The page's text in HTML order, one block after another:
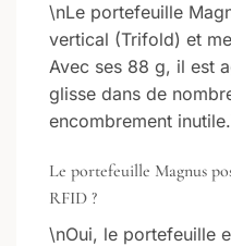
\nLe portefeuille
vertical (Trifold) et
Avec ses 88 g, il est
glisse dans de
encombrement
Le portefeuille Magnus
RFID ?
\nOui, le portefeuille